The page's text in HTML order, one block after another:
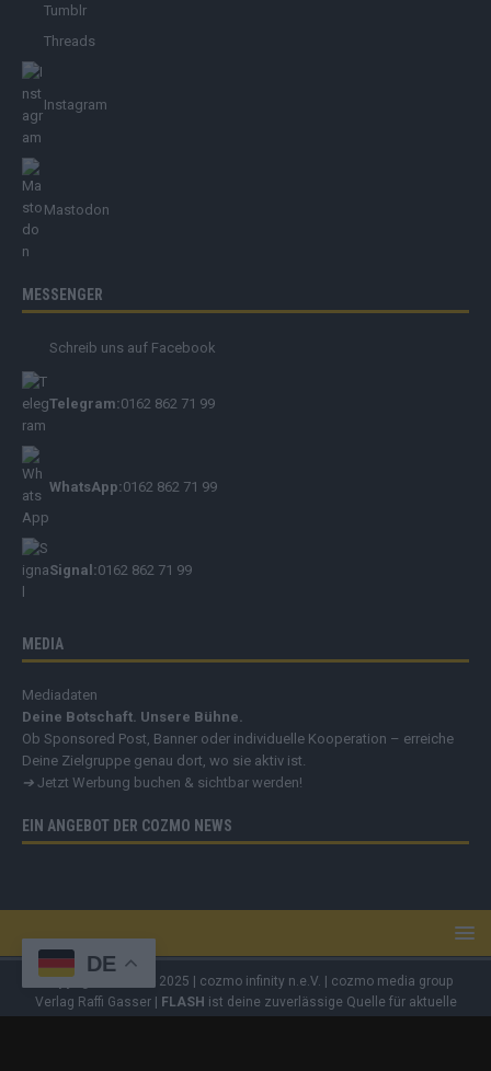
Tumblr
Threads
Instagram
Mastodon
MESSENGER
Schreib uns auf Facebook
Telegram:0162 862 71 99
WhatsApp:0162 862 71 99
Signal:0162 862 71 99
MEDIA
Mediadaten
Deine Botschaft. Unsere Bühne.
Ob Sponsored Post, Banner oder individuelle Kooperation – erreiche
Deine Zielgruppe genau dort, wo sie aktiv ist.
➔ Jetzt Werbung buchen & sichtbar werden!
EIN ANGEBOT DER COZMO NEWS
Copyright
© 2019 - 2025 | cozmo infinity n.e.V. | cozmo media group
Verlag Raffi Gasser | FLASH ist deine zuverlässige Quelle für aktuelle
DE